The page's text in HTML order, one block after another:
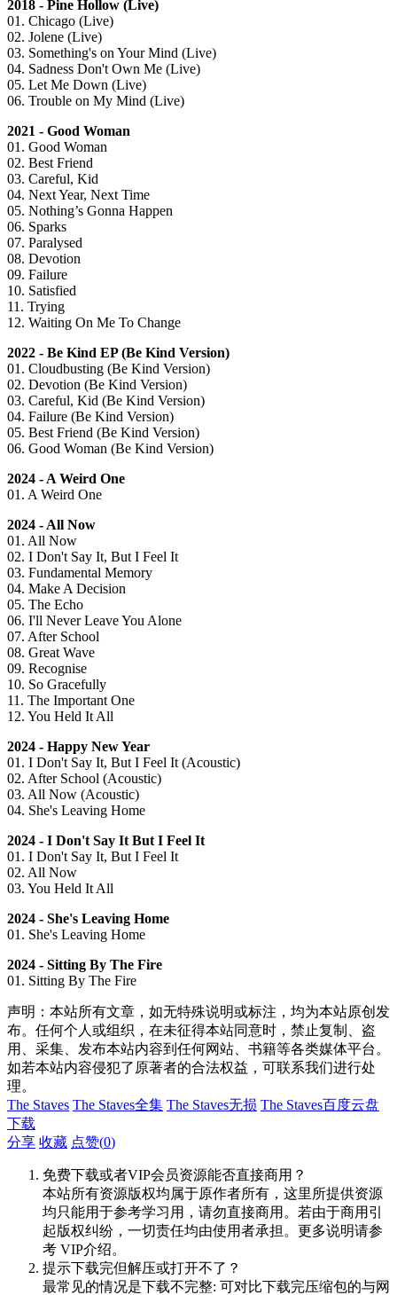
2018 - Pine Hollow (Live)
01. Chicago (Live)
02. Jolene (Live)
03. Something's on Your Mind (Live)
04. Sadness Don't Own Me (Live)
05. Let Me Down (Live)
06. Trouble on My Mind (Live)
2021 - Good Woman
01. Good Woman
02. Best Friend
03. Careful, Kid
04. Next Year, Next Time
05. Nothing’s Gonna Happen
06. Sparks
07. Paralysed
08. Devotion
09. Failure
10. Satisfied
11. Trying
12. Waiting On Me To Change
2022 - Be Kind EP (Be Kind Version)
01. Cloudbusting (Be Kind Version)
02. Devotion (Be Kind Version)
03. Careful, Kid (Be Kind Version)
04. Failure (Be Kind Version)
05. Best Friend (Be Kind Version)
06. Good Woman (Be Kind Version)
2024 - A Weird One
01. A Weird One
2024 - All Now
01. All Now
02. I Don't Say It, But I Feel It
03. Fundamental Memory
04. Make A Decision
05. The Echo
06. I'll Never Leave You Alone
07. After School
08. Great Wave
09. Recognise
10. So Gracefully
11. The Important One
12. You Held It All
2024 - Happy New Year
01. I Don't Say It, But I Feel It (Acoustic)
02. After School (Acoustic)
03. All Now (Acoustic)
04. She's Leaving Home
2024 - I Don't Say It But I Feel It
01. I Don't Say It, But I Feel It
02. All Now
03. You Held It All
2024 - She's Leaving Home
01. She's Leaving Home
2024 - Sitting By The Fire
01. Sitting By The Fire
声明：本站所有文章，如无特殊说明或标注，均为本站原创发
布。任何个人或组织，在未征得本站同意时，禁止复制、盗
用、采集、发布本站内容到任何网站、书籍等各类媒体平台。
如若本站内容侵犯了原著者的合法权益，可联系我们进行处
理。
The Staves The Staves全集 The Staves无损 The Staves百度云盘
下载
分享 收藏 点赞(0)
免费下载或者VIP会员资源能否直接商用？
本站所有资源版权均属于原作者所有，这里所提供资源
均只能用于参考学习用，请勿直接商用。若由于商用引
起版权纠纷，一切责任均由使用者承担。更多说明请参
考 VIP介绍。
提示下载完但解压或打开不了？
最常见的情况是下载不完整: 可对比下载完压缩包的与网